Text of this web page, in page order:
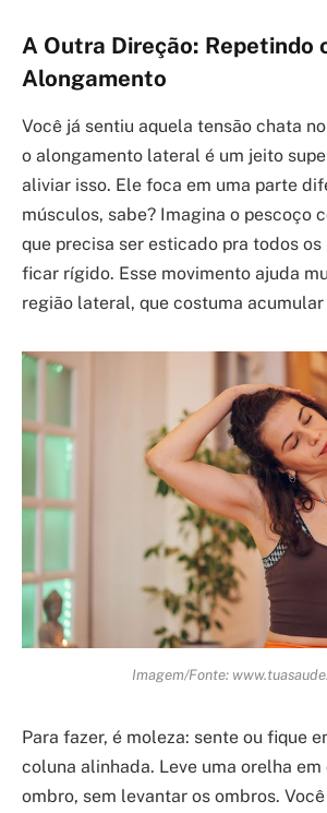
A Outra Direção: Repetindo
Alongamento
Você já sentiu aquela tensão chata
o alongamento lateral é um jeito
aliviar isso. Ele foca em uma parte
músculos, sabe? Imagina o pescoço
que precisa ser esticado pra todos os
ficar rígido. Esse movimento ajuda
região lateral, que costuma acumular
Imagem/Fonte:
Para fazer, é moleza: sente ou fique
coluna alinhada. Leve uma orelha
ombro, sem levantar os ombros.